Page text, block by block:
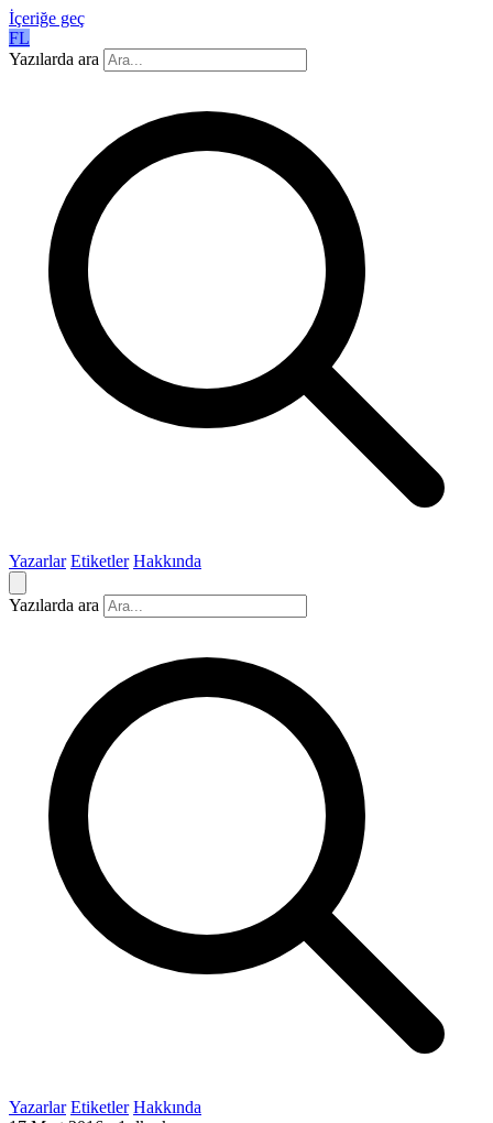
İçeriğe geç
FL
Yazılarda ara
Yazarlar Etiketler Hakkında
Yazılarda ara
Yazarlar Etiketler Hakkında